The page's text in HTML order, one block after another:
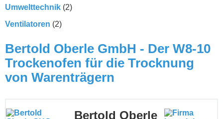
Umwelttechnik (2)
Ventilatoren (2)
Bertold Oberle GmbH - Der W8-10
Trockenofen für die Trocknung
von Warenträgern
Bertold Oberle